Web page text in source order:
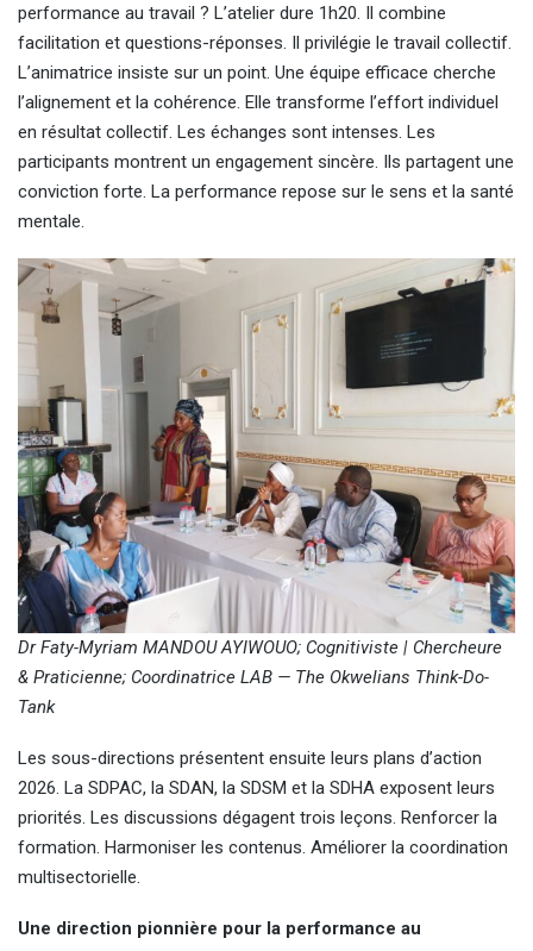
performance au travail ? L’atelier dure 1h20. Il combine
facilitation et questions-réponses. Il privilégie le travail collectif.
L’animatrice insiste sur un point. Une équipe efficace cherche
l’alignement et la cohérence. Elle transforme l’effort individuel
en résultat collectif. Les échanges sont intenses. Les
participants montrent un engagement sincère. Ils partagent une
conviction forte. La performance repose sur le sens et la santé
mentale.
Dr Faty-Myriam MANDOU AYIWOUO; Cognitiviste | Chercheure
& Praticienne; Coordinatrice LAB — The Okwelians Think-Do-
Tank
Les sous-directions présentent ensuite leurs plans d’action
2026. La SDPAC, la SDAN, la SDSM et la SDHA exposent leurs
priorités. Les discussions dégagent trois leçons. Renforcer la
formation. Harmoniser les contenus. Améliorer la coordination
multisectorielle.
Une direction pionnière pour la performance au